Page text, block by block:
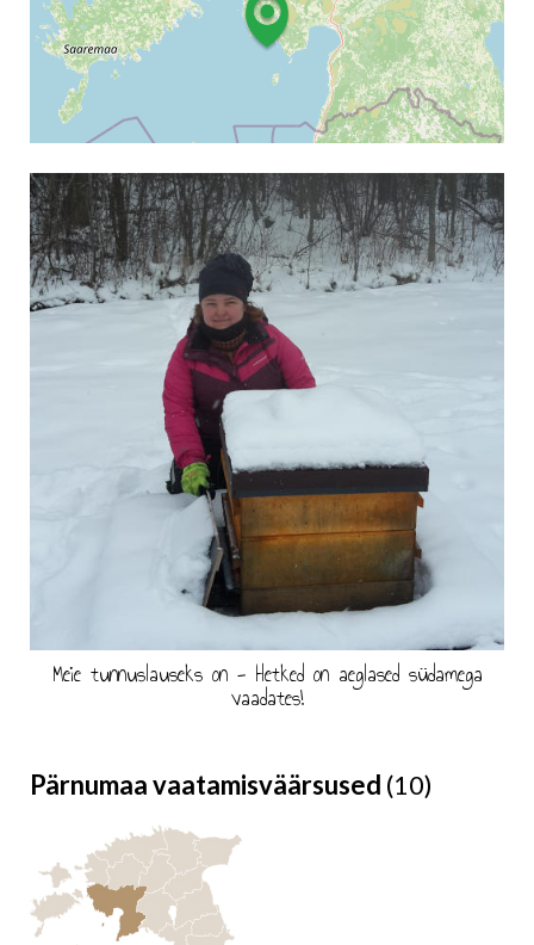
Leaflet
Meie tunnuslauseks on - Hetked on aeglased südamega
vaadates!
Pärnumaa vaatamisväärsused (10)